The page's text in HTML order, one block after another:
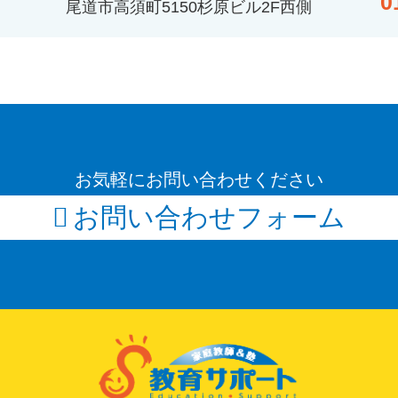
尾道市高須町5150杉原ビル2F西側
お気軽にお問い合わせください
お問い合わせフォーム